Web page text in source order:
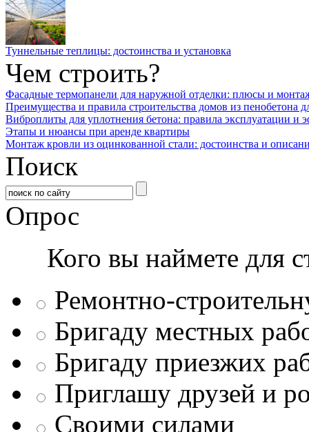
Туннельные теплицы: достоинства и установка
Чем строить?
Фасадные термопанели для наружной отделки: плюсы и
Преимущества и правила строительства домов из пенобетона
Виброплиты для уплотнения бетона: правила эксплуатации и
Этапы и нюансы при аренде квартиры
Монтаж кровли из оцинкованной стали: достоинства и
Поиск
Опрос
Кого вы наймете для
Ремонтно-
Бригаду местных
Бригаду приезжих
Приглашу друзей и
Своими силами